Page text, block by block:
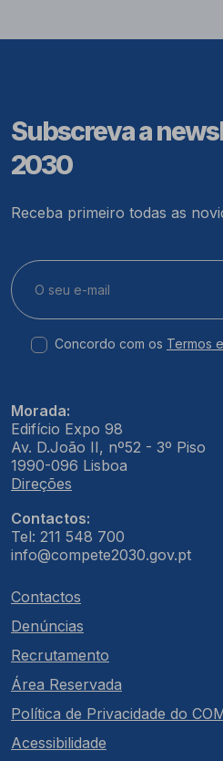
Subscreva a
2030
Receba primeiro todas as
Concordo com os Termos
Morada:
Edifício Expo 98
Av. D.João II, nº52 - 3º Piso
1990-096 Lisboa
Direções
Contactos:
Tel: 211 548 700
info@compete2030.gov.pt
Contactos
Denúncias
Recrutamento
Área Reservada
Política de Privacidade do
Acessibilidade